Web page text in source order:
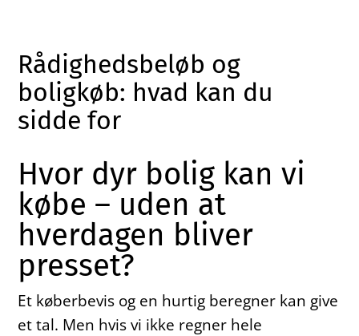
Rådighedsbeløb og
boligkøb: hvad kan du
sidde for
Hvor dyr bolig kan vi
købe – uden at
hverdagen bliver
presset?
Et køberbevis og en hurtig beregner kan give
et tal. Men hvis vi ikke regner hele